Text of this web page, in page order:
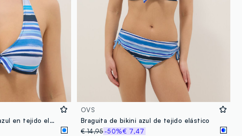
Top de bikini triangular azul en tejido elástico
OVS
Braguita de bikini azul de tejido elástico
€ 14,95-50%€ 7,47